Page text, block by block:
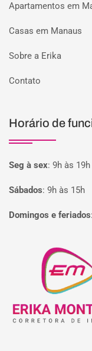
Apartamentos em
Casas em Manaus
Sobre a Erika
Contato
Horário de
Seg à sex: 9h às 19h
Sábados: 9h às 15h
Domingos e feriados:
Página inicial